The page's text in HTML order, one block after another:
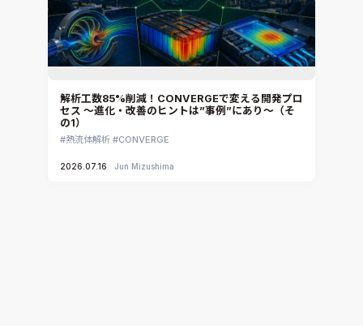
解析工数85%削減！CONVERGEで変える開発プロ
セス ～進化・改善のヒントは”事例”にあり～（そ
の1）
熱流体解析 CONVERGE
2026.07.16 Jun Mizushima